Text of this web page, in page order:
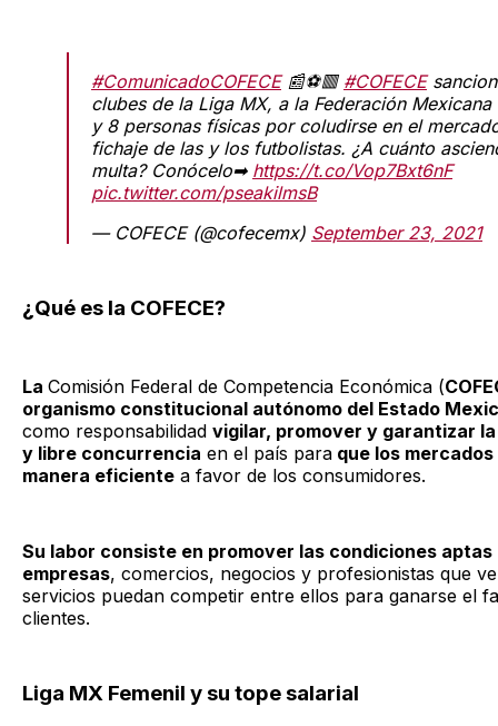
#ComunicadoCOFECE📰⚽️🟥 #COFECE
clubes de la Liga MX, a la Federación Mexicana
y 8 personas físicas por coludirse en el
fichaje de las y los futbolistas. ¿A cuánto
multa? Conócelo➡ https://t.co/Vop7Bxt6nF
pic.twitter.com/pseakilmsB
— COFECE (@cofecemx) September 23, 2021
¿Qué es la COFECE?
La Comisión Federal de Competencia Económica (
organismo constitucional autónomo del Estado
como responsabilidad vigilar, promover y garantizar
y libre concurrencia en el país para que los
manera eficiente a favor de los consumidores.
Su labor consiste en promover las condiciones aptas
empresas, comercios, negocios y profesionistas que
servicios puedan competir entre ellos para ganarse el
clientes.
Liga MX Femenil y su tope salarial